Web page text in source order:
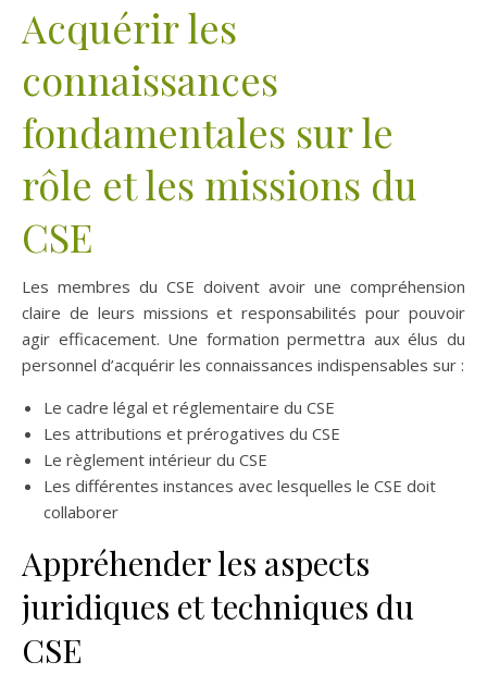
Acquérir les
connaissances
fondamentales sur le
rôle et les missions du
CSE
Les membres du CSE doivent avoir une compréhension
claire de leurs missions et responsabilités pour pouvoir
agir efficacement. Une formation permettra aux élus du
personnel d’acquérir les connaissances indispensables sur :
Le cadre légal et réglementaire du CSE
Les attributions et prérogatives du CSE
Le règlement intérieur du CSE
Les différentes instances avec lesquelles le CSE doit
collaborer
Appréhender les aspects
juridiques et techniques du
CSE